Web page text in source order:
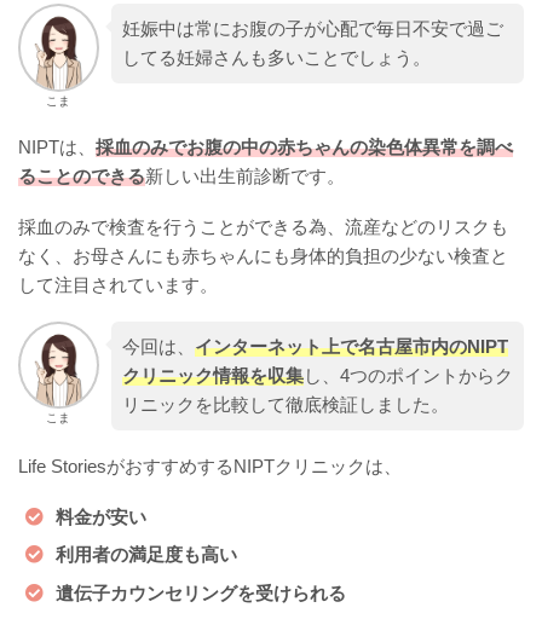
こま
妊娠中は常にお腹の子が心配で毎日不安で過ご
してる妊婦さんも多いことでしょう。
NIPTは、 採血のみでお腹の中の赤ちゃんの染色体異常を調べ
ることのできる新しい出生前診断です。
採血のみで検査を行うことができる為、流産などのリスクも
なく、お母さんにも赤ちゃんにも身体的負担の少ない検査と
して注目されています。
こま
今回は、 インターネット上で名古屋市内のNIPT
クリニック情報を収集し、4つのポイントからク
リニックを比較して徹底検証しました。
Life StoriesがおすすめするNIPTクリニックは、
料金が安い
利用者の満足度も高い
遺伝子カウンセリングを受けられる